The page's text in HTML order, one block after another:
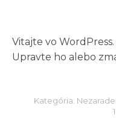
Vitajte vo
Upravte ho alebo
Kategória: